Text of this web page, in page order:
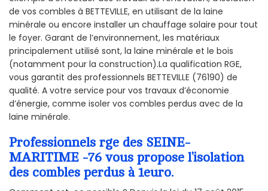
de vos combles à BETTEVILLE, en utilisant de la laine
minérale ou encore installer un chauffage solaire pour tout
le foyer. Garant de l’environnement, les matériaux
principalement utilisé sont, la laine minérale et le bois
(notamment pour la construction).La qualification RGE,
vous garantit des professionnels BETTEVILLE (76190) de
qualité. A votre service pour vos travaux d’économie
d’énergie, comme isoler vos combles perdus avec de la
laine minérale.
Professionnels rge des SEINE-
MARITIME -76 vous propose l’isolation
des combles perdus à 1euro.